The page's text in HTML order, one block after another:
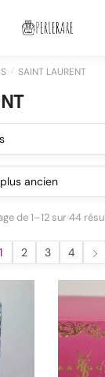
/ SAINT LAURENT
de 1–12 sur 44
1 2 3 4